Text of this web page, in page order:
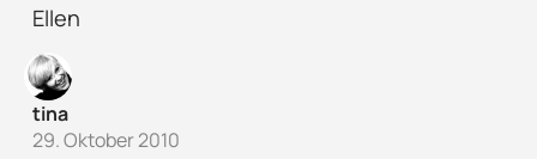
Ellen
tina
29. Oktober 2010